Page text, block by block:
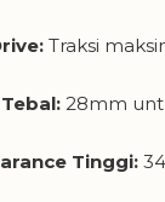
Traksi
28mm
Tinggi: